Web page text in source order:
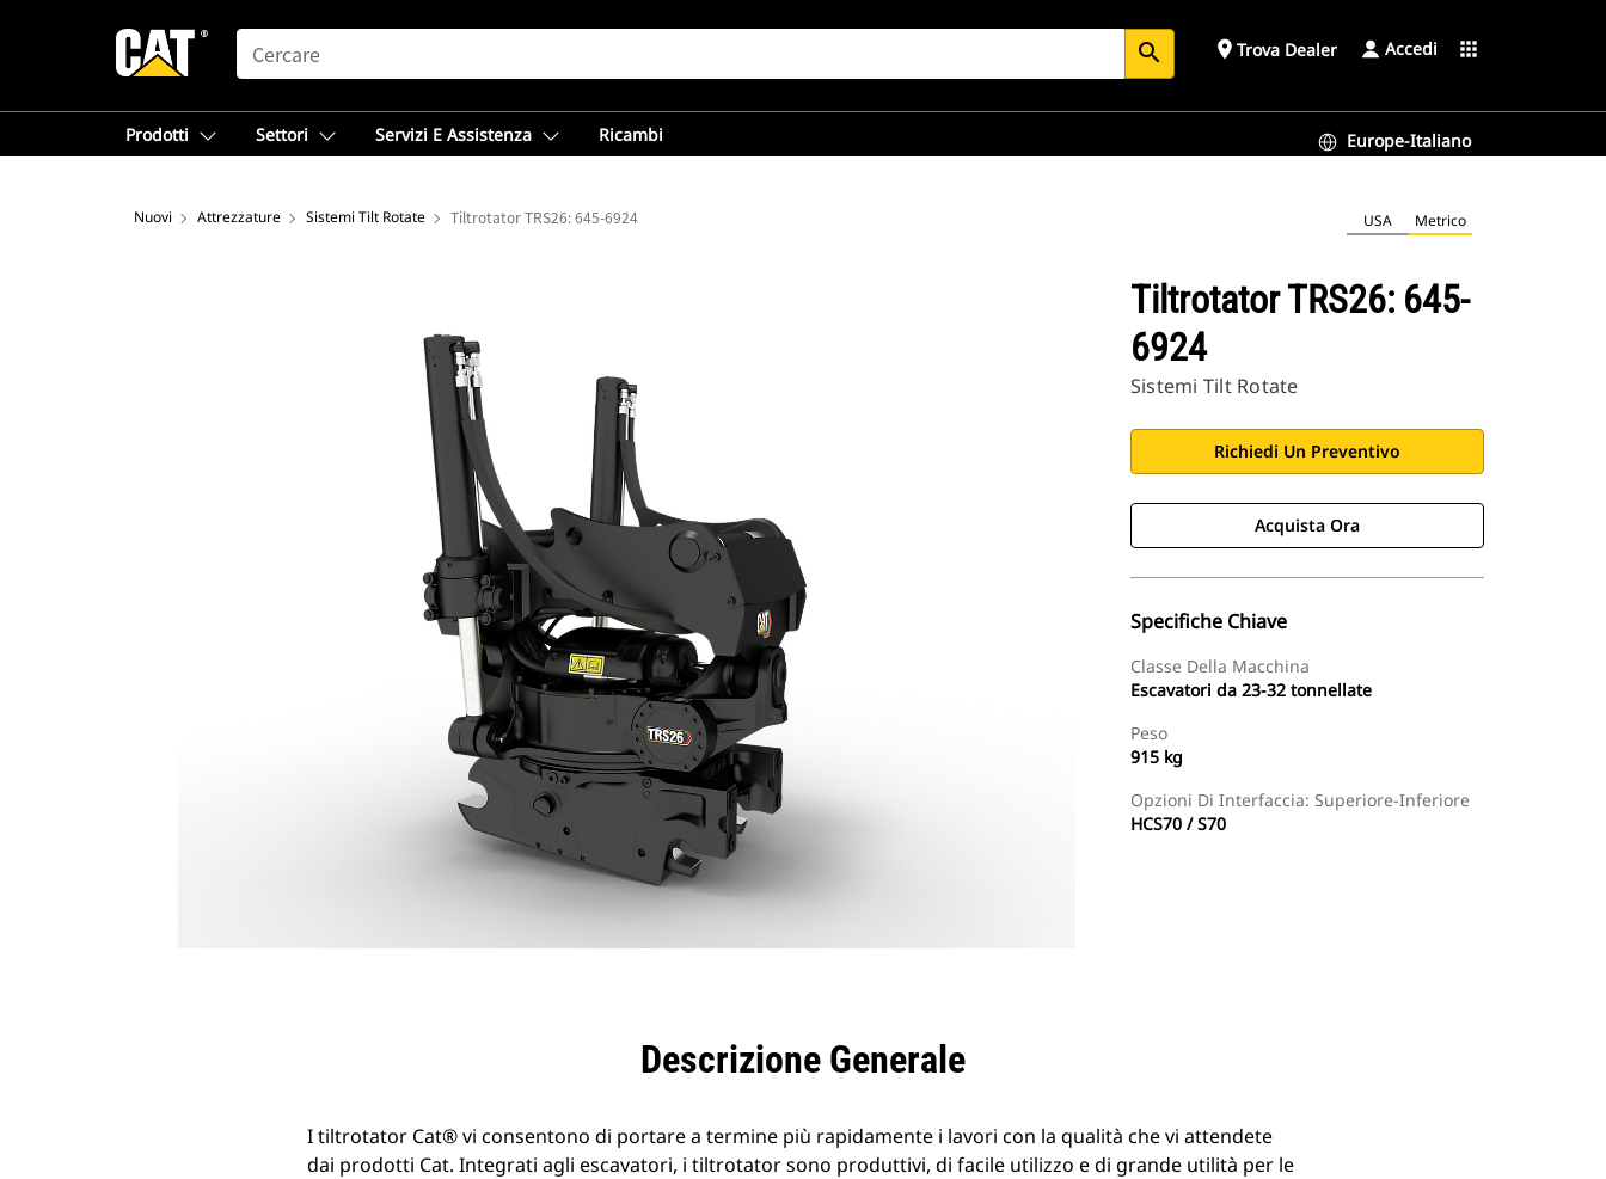
SEARCH search place Trova Dealer Accedi apps
Prodotti Settori Servizi E Assistenza Ricambi Europe-Italiano
Nuovi Attrezzature Sistemi Tilt Rotate Tiltrotator TRS26: 645-6924 USA Metrico
Tiltrotator TRS26: 645-
6924
Sistemi Tilt Rotate
Richiedi Un Preventivo
Acquista Ora
Specifiche Chiave
Classe Della Macchina
Escavatori da 23-32 tonnellate
Peso
915 kg
Opzioni Di Interfaccia: Superiore-Inferiore
HCS70 / S70
Descrizione Generale
I tiltrotator Cat® vi consentono di portare a termine più rapidamente i lavori con la qualità che vi attendete
dai prodotti Cat. Integrati agli escavatori, i tiltrotator sono produttivi, di facile utilizzo e di grande utilità per le